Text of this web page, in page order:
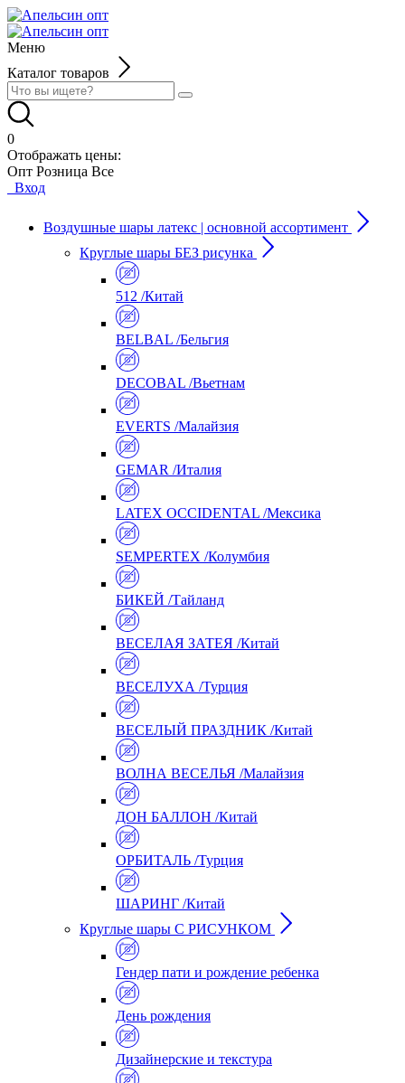
Меню
Каталог товаров
0
Отображать цены:
Опт Розница Все
Вход
Воздушные шары латекс | основной ассортимент
Круглые шары БЕЗ рисунка
512 /Китай
BELBAL /Бельгия
DECOBAL /Вьетнам
EVERTS /Малайзия
GEMAR /Италия
LATEX OCCIDENTAL /Мексика
SEMPERTEX /Колумбия
БИКЕЙ /Тайланд
ВЕСЕЛАЯ ЗАТЕЯ /Китай
ВЕСЕЛУХА /Турция
ВЕСЕЛЫЙ ПРАЗДНИК /Китай
ВОЛНА ВЕСЕЛЬЯ /Малайзия
ДОН БАЛЛОН /Китай
ОРБИТАЛЬ /Турция
ШАРИНГ /Китай
Круглые шары С РИСУНКОМ
Гендер пати и рождение ребенка
День рождения
Дизайнерские и текстура